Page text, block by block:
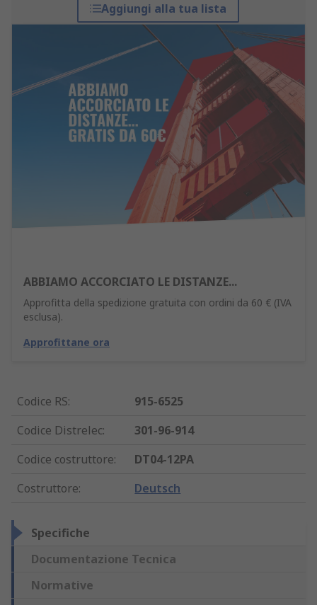
Aggiungi alla tua lista
ABBIAMO ACCORCIATO LE DISTANZE...
Approfitta della spedizione gratuita con ordini da 60 € (IVA
esclusa).
Approfittane ora
Codice RS:
915-6525
Codice Distrelec:
301-96-914
Codice costruttore:
DT04-12PA
Costruttore: Deutsch
Specifiche
Documentazione Tecnica
Normative